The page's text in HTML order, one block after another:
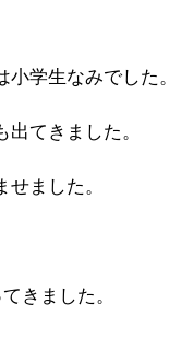
学生なみでした。
てきました。
ました。
きました。